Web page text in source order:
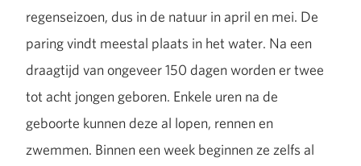
regenseizoen, dus in de natuur in april en mei. De
paring vindt meestal plaats in het water. Na een
draagtijd van ongeveer 150 dagen worden er twee
tot acht jongen geboren. Enkele uren na de
geboorte kunnen deze al lopen, rennen en
zwemmen. Binnen een week beginnen ze zelfs al